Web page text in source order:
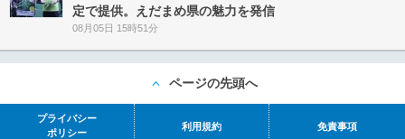
定で提供。えだまめ県の魅力を発信
08月05日 15時51分
ページの先頭へ
プライバシー
ポリシー
利用規約 免責事項